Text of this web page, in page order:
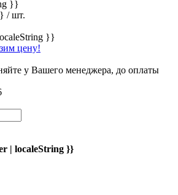
}}
/ шт.
}}
цену!
у Вашего менеджера, до оплаты
| localeString }}